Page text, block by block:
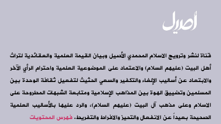
قناة لنشر وترويج الاسلام المحمدي الأصيل وبيان القيمة العلمية والعقائدية لتراث
أهل البيت (عليهم السلام) والاعتماد على الموضوعية العلمية واحترام الرأي الآخر
والابتعاد عن أساليب الإلغاء والتكفير والسعي الحثيث لتفعيل ثقافة الوحدة بين
المسلمين وتضييق الهوة بين المذاهب الإسلامية ومتابعة الشبهات المطروحة على
الاسلام وعلى مذهب آل البيت (عليهم السلام)، والرد عليها بالأساليب العلمية
الصحيحة بعيداً عن الانفعال والتحيز والافراط والتفريط.فهرس المحتويات